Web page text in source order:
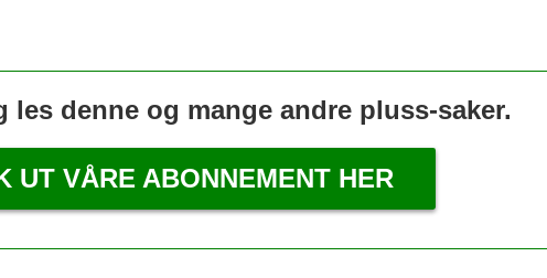
les denne og mange andre pluss-saker.
UT VÅRE ABONNEMENT HER